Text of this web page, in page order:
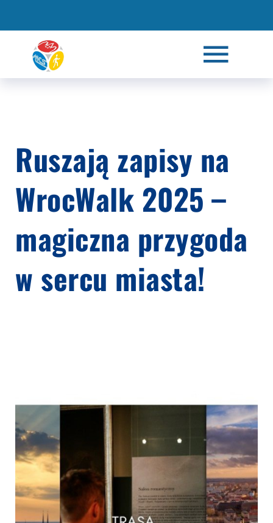
Ruszają zapisy na
WrocWalk 2025 –
magiczna przygoda
w sercu miasta!